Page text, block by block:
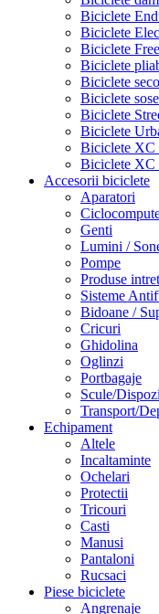
Biciclete
Biciclete
Biciclete
Biciclete
Biciclete
Biciclete
Biciclete
Biciclete
Biciclete XC
Biciclete XC
Accesorii biciclete
Aparatori
Genti
Lumini /
Pompe
Produse
Sisteme
Bidoane /
Cricuri
Ghidolina
Oglinzi
Portbagaje
Scule/
Transport/
Echipament
Altele
Incaltaminte
Ochelari
Protectii
Tricouri
Casti
Manusi
Pantaloni
Rucsaci
Piese biciclete
Angrenaje